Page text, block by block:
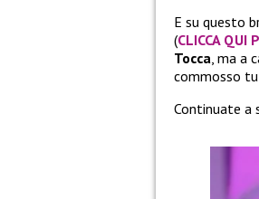
E su questo
(CLICCA QUI
Tocca, ma a
commosso
Continuate a